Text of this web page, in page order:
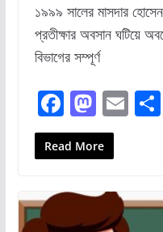
১৯৯৯ সালের মাসদার
প্রতীক্ষার অবসান ঘটিয়ে
বিভাগের সম্পূর্ণ
F
a
c
b
M
a
st
d
E
m
S
Read More